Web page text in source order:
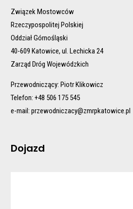
Związek Mostowców
Rzeczypospolitej Polskiej
Oddział Górnośląski
40-609 Katowice, ul. Lechicka 24
Zarząd Dróg Wojewódzkich
Przewodniczący: Piotr Klikowicz
Telefon: +48 506 175 545
e-mail:przewodniczacy@zmrpkatowice.pl
Dojazd